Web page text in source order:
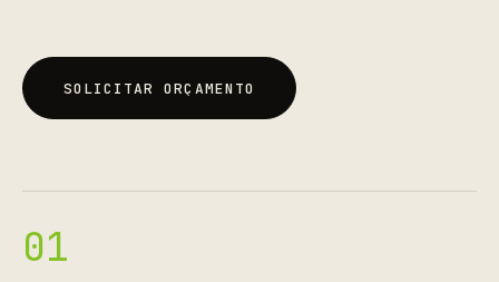
SOLICITAR ORÇAMENTO
01